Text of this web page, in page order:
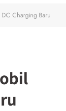
Charging Baru